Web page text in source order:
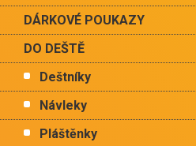
DÁRKOVÉ POUKAZY
DO DEŠTĚ
Deštníky
Návleky
Pláštěnky